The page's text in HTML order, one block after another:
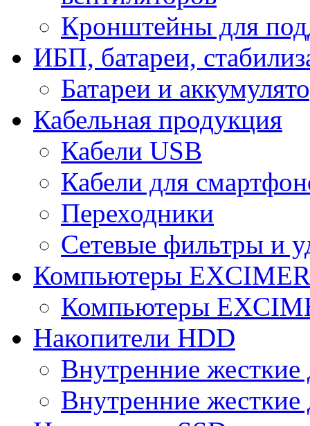
Кронштейны для
ИБП, батареи,
Батареи и
Кабельная продукция
Кабели USB
Кабели для
Переходники
Сетевые фильтры и
Компьютеры
Компьютеры
Накопители HDD
Внутренние
Внутренние